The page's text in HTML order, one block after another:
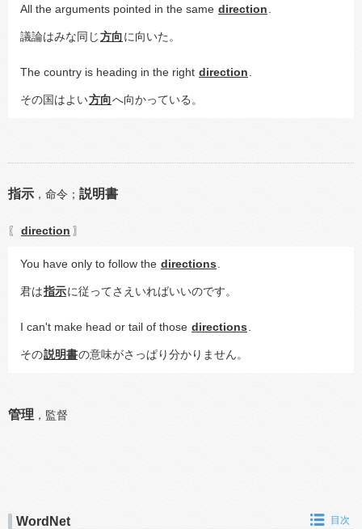
All the arguments pointed in the same direction
議論はみな同じ方向に向いた。
The country is heading in the right direction
その国はよい方向へ向かっている。
指示 ， 命令； 説明書
〖 direction 〗
You have only to follow the directions
君は指示に従ってさえいればいいのです。
I can't make head or tail of those directions
その説明書の意味がさっぱり分かりません。
管理 ， 監督
WordNet 目次